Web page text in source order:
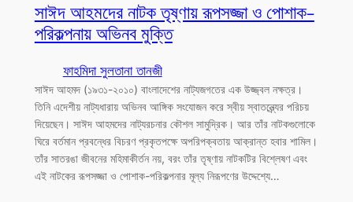
সাঈদ আহমদের নাটক তৃষ্ণায় রূপসজ্জা ও পোশাক-
পরিকল্পনায় অভিনব মুক্তি
ফাহমিদা সুলতানা তানজী
সাঈদ আহমদ (১৯৩১-২০১০) বাংলাদেশের নাট্যজগতের এক উজ্জ্বল নক্ষত্র।
তিনি এদেশীয় নাট্যধারায় অভিনব আঙ্গিক সংযোজন করে স্বীয় স্বাতন্ত্র্যের পরিচয়
দিয়েছেন। সাঈদ আহমদের নাট্যরচনার কৌশল সামুদ্রিক। আর তাঁর নাটকগুলোকে
ঘিরে বর্তমান প্রবন্ধের বিচরণ প্রকৃতপক্ষে অপরিপক্বতায় আক্রান্ত হবার শামিল।
তাঁর সাতরঙা জীবনের মহিমাকীর্তন নয়, বরং তাঁর তৃষ্ণায় নাটকটির বিশ্লেষণ এবং
এই নাটকের রূপসজ্জা ও পোশাক-পরিকল্পনার মূল্য নিরূপণের উদ্দেশ্যে…